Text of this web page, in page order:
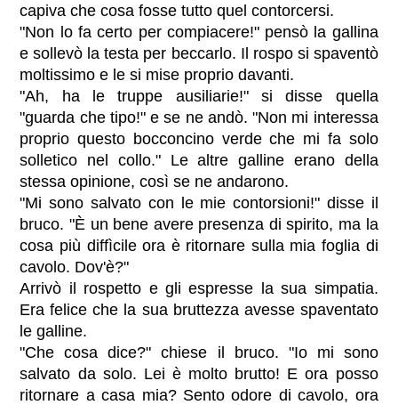
capiva che cosa fosse tutto quel contorcersi.
"Non lo fa certo per compiacere!" pensò la gallina
e sollevò la testa per beccarlo. Il rospo si spaventò
moltissimo e le si mise proprio davanti.
"Ah, ha le truppe ausiliarie!" si disse quella
"guarda che tipo!" e se ne andò. "Non mi interessa
proprio questo bocconcino verde che mi fa solo
solletico nel collo." Le altre galline erano della
stessa opinione, così se ne andarono.
"Mi sono salvato con le mie contorsioni!" disse il
bruco. "È un bene avere presenza di spirito, ma la
cosa più diffìcile ora è ritornare sulla mia foglia di
cavolo. Dov'è?"
Arrivò il rospetto e gli espresse la sua simpatia.
Era felice che la sua bruttezza avesse spaventato
le galline.
"Che cosa dice?" chiese il bruco. "Io mi sono
salvato da solo. Lei è molto brutto! E ora posso
ritornare a casa mia? Sento odore di cavolo, ora